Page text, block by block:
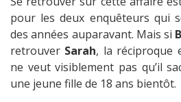
pour les deux enquêteurs qui
des années auparavant. Mais si
retrouver Sarah, la réciproque
ne veut visiblement pas qu’il
une jeune fille de 18 ans bientôt.